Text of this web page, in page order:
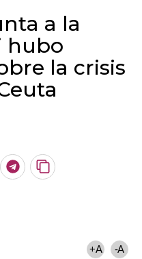
a la
hubo
la crisis
Telegram
Copiar
+A -A